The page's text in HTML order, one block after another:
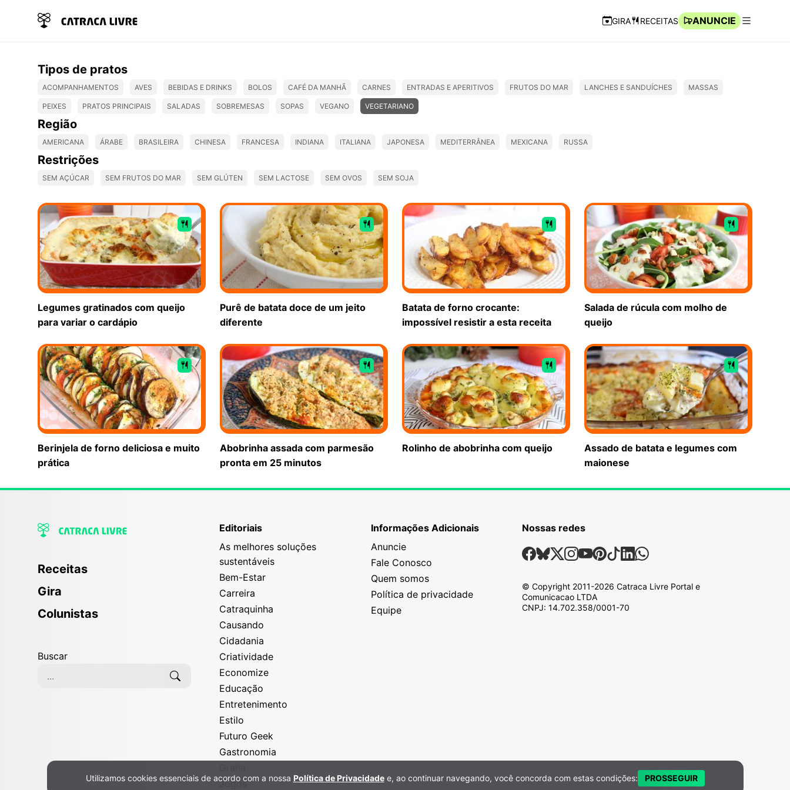
Navegação Rápida
GIRA RECEITAS
ANUNCIE
Tipos de pratos
ACOMPANHAMENTOS AVES BEBIDAS E DRINKS BOLOS CAFÉ DA MANHÃ CARNES ENTRADAS E APERITIVOS FRUTOS DO MAR LANCHES E SANDUÍCHES MASSAS
PEIXES PRATOS PRINCIPAIS SALADAS SOBREMESAS SOPAS VEGANO VEGETARIANO
Região
AMERICANA ÁRABE BRASILEIRA CHINESA FRANCESA INDIANA ITALIANA JAPONESA MEDITERRÂNEA MEXICANA RUSSA
Restrições
SEM AÇÚCAR SEM FRUTOS DO MAR SEM GLÚTEN SEM LACTOSE SEM OVOS SEM SOJA
Legumes gratinados com queijo
para variar o cardápio
Purê de batata doce de um jeito
diferente
Batata de forno crocante:
impossível resistir a esta receita
Salada de rúcula com molho de
queijo
Berinjela de forno deliciosa e muito
prática
Abobrinha assada com parmesão
pronta em 25 minutos
Rolinho de abobrinha com queijo
Assado de batata e legumes com
maionese
Receitas
Gira
Colunistas
Buscar
Editoriais
As melhores soluções
sustentáveis
Bem-Estar
Carreira
Catraquinha
Causando
Cidadania
Criatividade
Economize
Educação
Entretenimento
Estilo
Futuro Geek
Gastronomia
Jogos
Informações Adicionais
Anuncie
Fale Conosco
Quem somos
Política de privacidade
Equipe
Nossas redes
Nossas Redes Sociais
Facebook
Bsky
X Instagram
Youtube
Pinterest
TiktokLinkedin
Whatsapp
© Copyright 2011-2026 Catraca Livre Portal e
Comunicacao LTDA
CNPJ: 14.702.358/0001-70
Política de Privacidade e Cookies
Utilizamos cookies essenciais de acordo com a nossa Política de Privacidadee, ao continuar navegando, você concorda com estas condições: PROSSEGUIR